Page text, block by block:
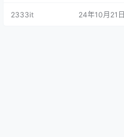
2333it 24年10月21日